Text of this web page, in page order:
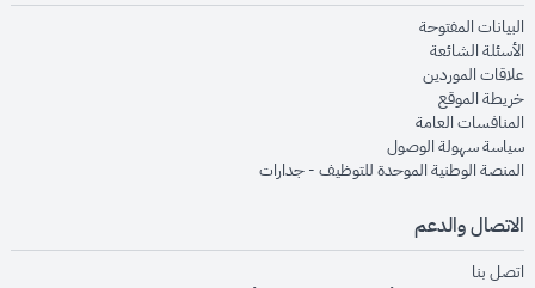
البيانات المفتوحةopens in new window
الأسئلة الشائعةopens in new window
علاقات الموردينopens in new window
خريطة الموقعopens in new window
المنافسات العامةopens in new window
سياسة سهولة الوصولopens in new window
المنصة الوطنية الموحدة للتوظيف - جداراتopens in new window
الاتصال والدعم
اتصل بنا